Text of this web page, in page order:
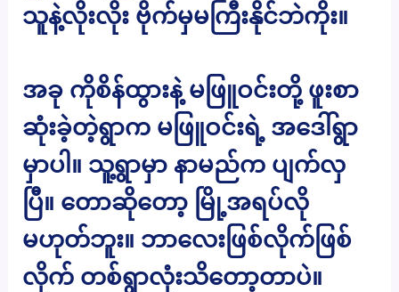
သူနဲ့လိုးလိုး ဗိုက်မှမကြီးနိုင်ဘဲကိုး။
အခု ကိုစိန်ထွားနဲ့ မဖြူဝင်းတို့ ဖူးစာ
ဆုံးခဲ့တဲ့ရွာက မဖြူဝင်းရဲ့ အဒေါ်ရွာ
မှာပါ။ သူ့ရွာမှာ နာမည်က ပျက်လှ
ပြီ။ တောဆိုတော့ မြို့အရပ်လို
မဟုတ်ဘူး။ ဘာလေးဖြစ်လိုက်ဖြစ်
လိုက် တစ်ရွာလုံးသိတော့တာပဲ။